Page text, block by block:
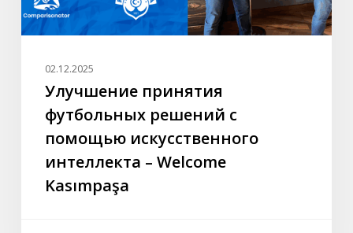
Welcome
Kasımpaşa
02.12.2025
Улучшение принятия
футбольных решений с
помощью искусственного
интеллекта – Welcome
Kasımpaşa